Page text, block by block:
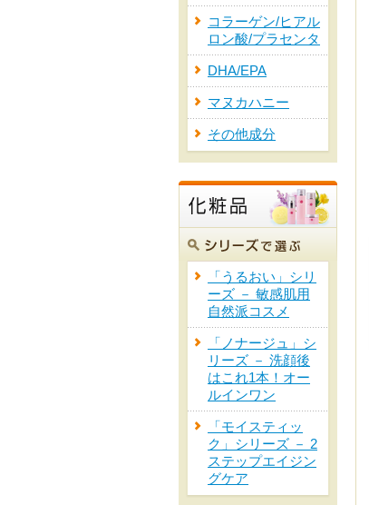
コラーゲン/ヒアル
ロン酸/プラセンタ
DHA/EPA
マヌカハニー
その他成分
「うるおい」シリ
ーズ － 敏感肌用
自然派コスメ
「ノナージュ」シ
リーズ － 洗顔後
はこれ1本！オー
ルインワン
「モイスティッ
ク」シリーズ － 2
ステップエイジン
グケア